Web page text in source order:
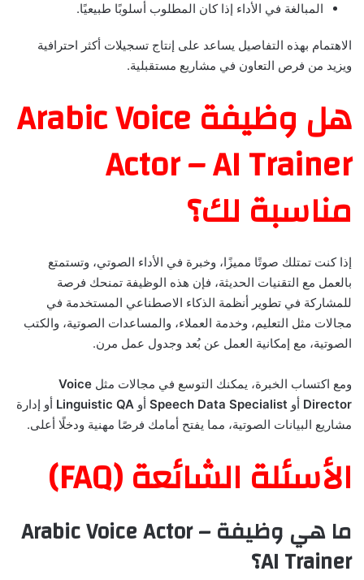
المبالغة في الأداء إذا كان المطلوب أسلوبًا طبيعيًا.
الاهتمام بهذه التفاصيل يساعد على إنتاج تسجيلات أكثر احترافية
ويزيد من فرص التعاون في مشاريع مستقبلية.
هل وظيفة Arabic Voice
Actor – AI Trainer
مناسبة لك؟
إذا كنت تمتلك صوتًا مميزًا، وخبرة في الأداء الصوتي، وتستمتع
بالعمل مع التقنيات الحديثة، فإن هذه الوظيفة تمنحك فرصة
للمشاركة في تطوير أنظمة الذكاء الاصطناعي المستخدمة في
مجالات مثل التعليم، وخدمة العملاء، والمساعدات الصوتية، والكتب
الصوتية، مع إمكانية العمل عن بُعد وجدول عمل مرن.
ومع اكتساب الخبرة، يمكنك التوسع في مجالات مثل Voice
Director أو Speech Data Specialist أو Linguistic QA أو إدارة
مشاريع البيانات الصوتية، مما يفتح أمامك فرصًا مهنية ودخلًا أعلى.
الأسئلة الشائعة (FAQ)
ما هي وظيفة Arabic Voice Actor –
AI Trainer؟